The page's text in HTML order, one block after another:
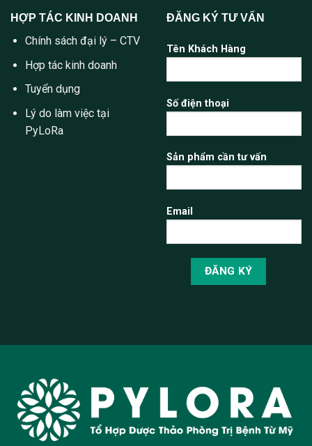
HỢP TÁC KINH DOANH
Chính sách đại lý – CTV
Hợp tác kinh doanh
Tuyển dụng
Lý do làm việc tại
PyLoRa
ĐĂNG KÝ TƯ VẤN
Tên Khách Hàng
Số điện thoại
Sản phẩm cần tư vấn
Email